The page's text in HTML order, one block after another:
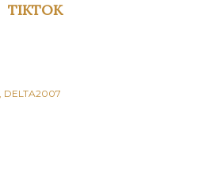
TIKTOK
DELTA2007